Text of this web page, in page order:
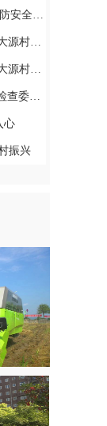
全防线
话初心
话初心
全体会议
心
振兴